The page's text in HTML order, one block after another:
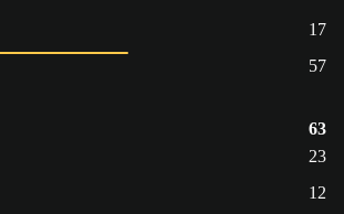
17
57
63
23
12